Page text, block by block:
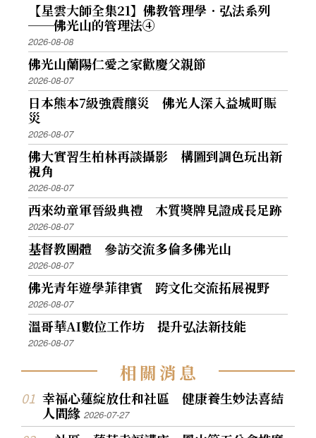
【星雲大師全集21】佛教管理學．弘法系列
──佛光山的管理法④
2026-08-08
佛光山蘭陽仁愛之家歡慶父親節
2026-08-07
日本熊本7級強震釀災 佛光人深入益城町賑
災
2026-08-07
佛大實習生柏林再談攝影 構圖到調色玩出新
視角
2026-08-07
西來幼童軍晉級典禮 木質獎牌見證成長足跡
2026-08-07
基督教團體 參訪交流多倫多佛光山
2026-08-07
佛光青年遊學菲律賓 跨文化交流拓展視野
2026-08-07
溫哥華AI數位工作坊 提升弘法新技能
2026-08-07
相關消息
幸福心蓮綻放仕和社區 健康養生妙法喜結
人間緣2026-07-27